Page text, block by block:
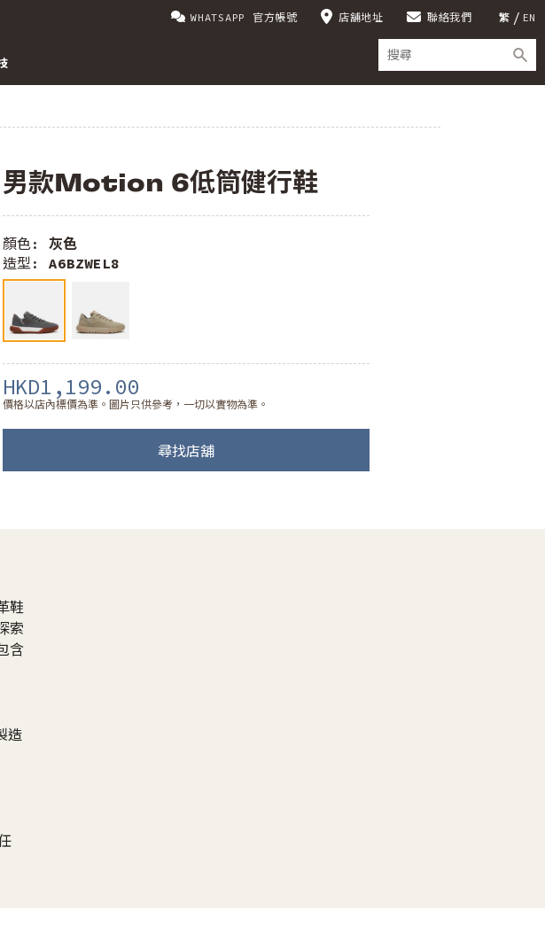
繁 EN
WHATSAPP 官方帳號 店舖地址 聯絡我們
男款Motion 6低筒健行鞋
顏色: 灰色
造型: A6BZWEL8
HKD1,199.00
價格以店內標價為準。圖片只供參考，一切以實物為準。
尋找店舖
鞋
索
含
造